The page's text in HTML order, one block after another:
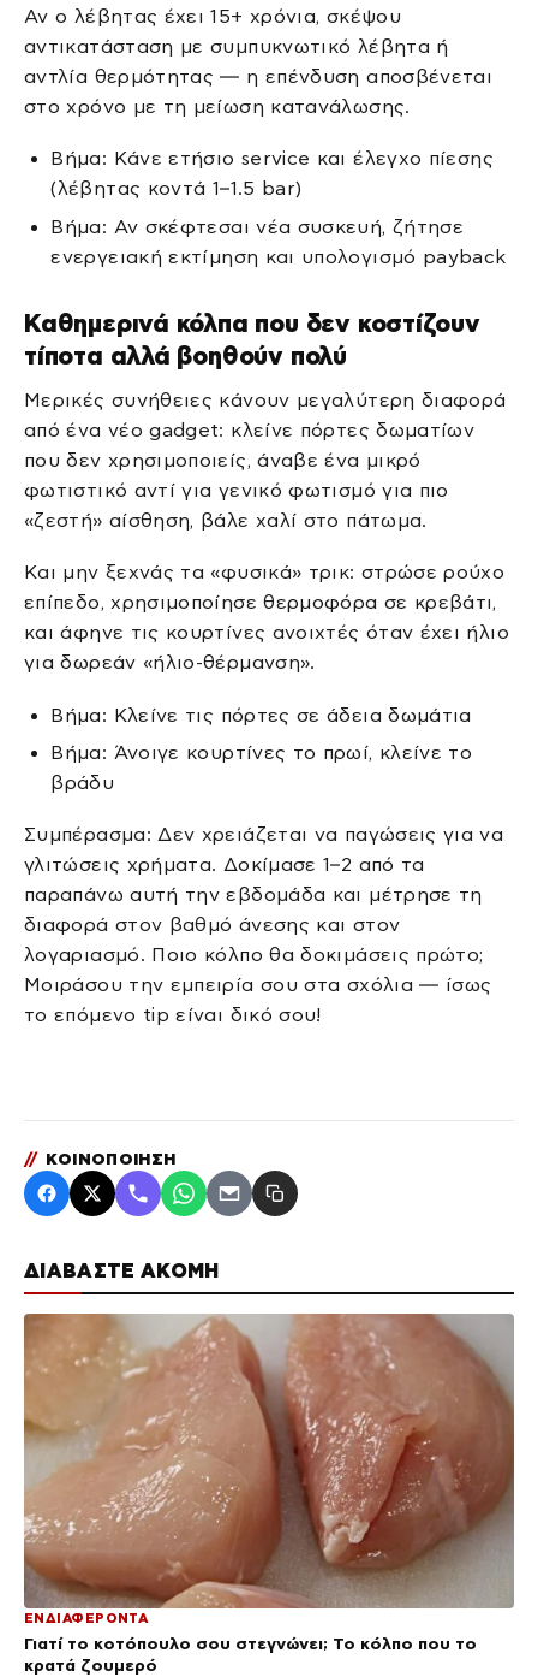
ΔΙΑΒΑΣΤΕ ΑΚΟΜΗ
ΕΝΔΙΑΦΕΡΟΝΤΑ
Γιατί το κοτόπουλο σου στεγνώνει; Το κόλπο που το
κρατά ζουμερό
Αν ο λέβητας έχει 15+ χρόνια, σκέψου
αντικατάσταση με συμπυκνωτικό λέβητα ή
αντλία θερμότητας — η επένδυση αποσβένεται
στο χρόνο με τη μείωση κατανάλωσης.
Βήμα: Κάνε ετήσιο service και έλεγχο πίεσης
(λέβητας κοντά 1–1.5 bar)
Βήμα: Αν σκέφτεσαι νέα συσκευή, ζήτησε
ενεργειακή εκτίμηση και υπολογισμό payback
Καθημερινά κόλπα που δεν κοστίζουν
τίποτα αλλά βοηθούν πολύ
Μερικές συνήθειες κάνουν μεγαλύτερη διαφορά
από ένα νέο gadget: κλείνε πόρτες δωματίων
που δεν χρησιμοποιείς, άναβε ένα μικρό
φωτιστικό αντί για γενικό φωτισμό για πιο
«ζεστή» αίσθηση, βάλε χαλί στο πάτωμα.
Και μην ξεχνάς τα «φυσικά» τρικ: στρώσε ρούχο
επίπεδο, χρησιμοποίησε θερμοφόρα σε κρεβάτι,
και άφηνε τις κουρτίνες ανοιχτές όταν έχει ήλιο
για δωρεάν «ήλιο-θέρμανση».
Βήμα: Κλείνε τις πόρτες σε άδεια δωμάτια
Βήμα: Άνοιγε κουρτίνες το πρωί, κλείνε το
βράδυ
Συμπέρασμα: Δεν χρειάζεται να παγώσεις για να
γλιτώσεις χρήματα. Δοκίμασε 1–2 από τα
παραπάνω αυτή την εβδομάδα και μέτρησε τη
διαφορά στον βαθμό άνεσης και στον
λογαριασμό. Ποιο κόλπο θα δοκιμάσεις πρώτο;
Μοιράσου την εμπειρία σου στα σχόλια — ίσως
το επόμενο tip είναι δικό σου!
// ΚΟΙΝΟΠΟΙΗΣΗ